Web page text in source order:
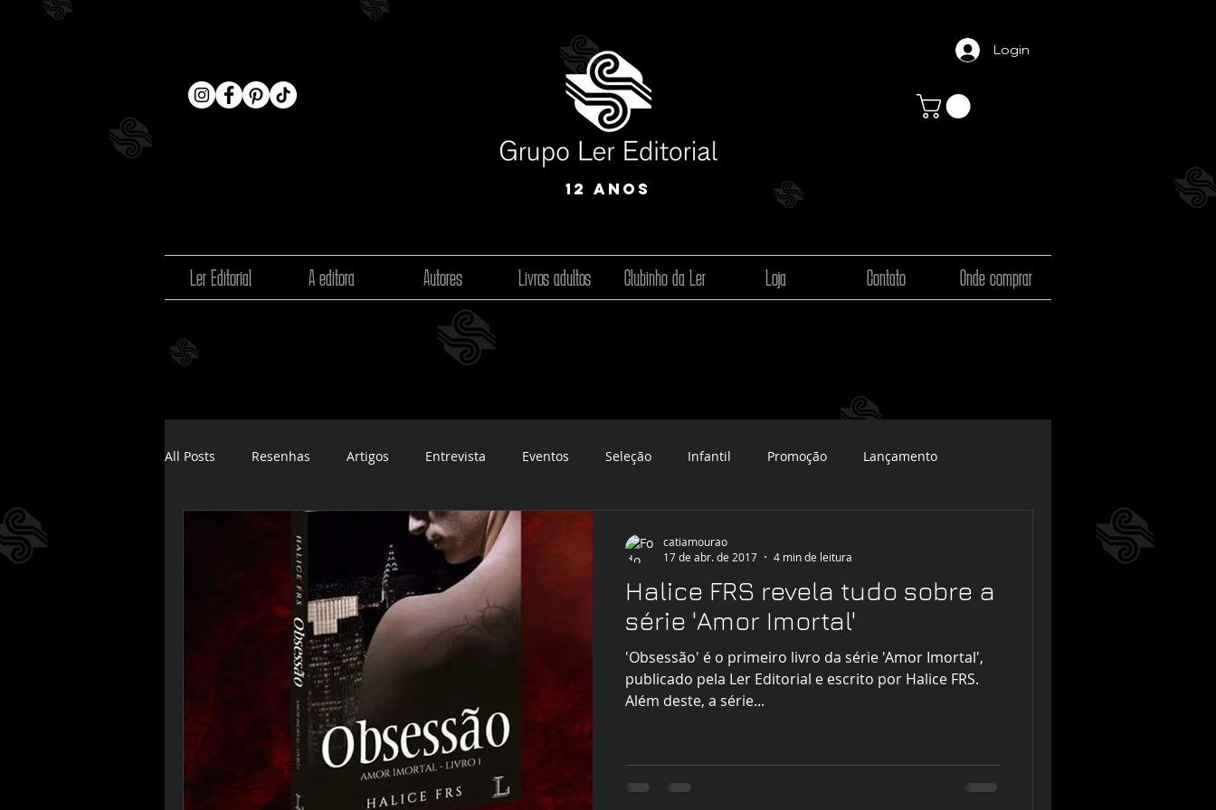
12 anos
Login
Ler Editorial A editora Autores Livros adultos Clubinho da Ler Loja Contato Onde comprar
All Posts Resenhas Artigos Entrevista Eventos Seleção Infantil Promoção Lançamento
Halice FRS revela tudo sobre a
série 'Amor Imortal'
'Obsessão' é o primeiro livro da série 'Amor Imortal',
publicado pela Ler Editorial e escrito por Halice FRS.
Além deste, a série...
catiamourao
17 de abr. de 2017
4 min de leitura